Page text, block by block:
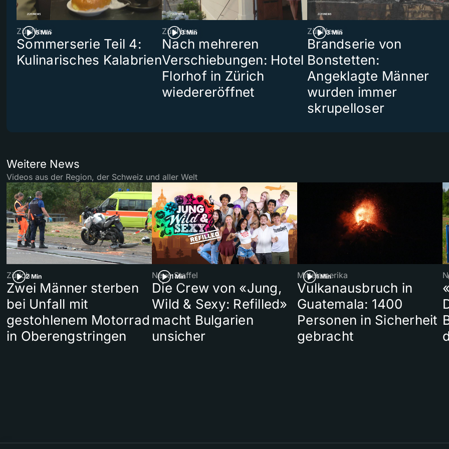
5 Min
ZüriNews
Sommerserie Teil 4:
Kulinarisches Kalabrien
3 Min
ZüriNews
Nach mehreren
Verschiebungen: Hotel
Florhof in Zürich
wiedereröffnet
3 Min
ZüriNews
Brandserie von
Bonstetten:
Angeklagte Männer
wurden immer
skrupelloser
Weitere News
Videos aus der Region, der Schweiz und aller Welt
2 Min
Zürich
Zwei Männer sterben
bei Unfall mit
gestohlenem Motorrad
in Oberengstringen
1 Min
Neue Staffel
Die Crew von «Jung,
Wild & Sexy: Refilled»
macht Bulgarien
unsicher
1 Min
Mittelamerika
Vulkanausbruch in
Guatemala: 1400
Personen in Sicherheit
gebracht